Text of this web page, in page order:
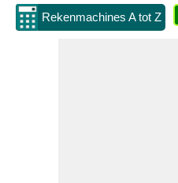
Rekenmachines A tot Z